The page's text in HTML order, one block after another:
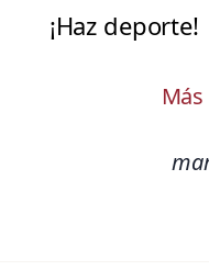
¡Haz deporte!